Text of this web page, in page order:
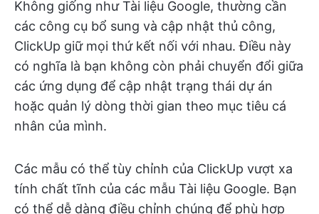
Không giống như Tài liệu Google, thường cần
các công cụ bổ sung và cập nhật thủ công,
ClickUp giữ mọi thứ kết nối với nhau. Điều này
có nghĩa là bạn không còn phải chuyển đổi giữa
các ứng dụng để cập nhật trạng thái dự án
hoặc quản lý dòng thời gian theo mục tiêu cá
nhân của mình.
Các mẫu có thể tùy chỉnh của ClickUp vượt xa
tính chất tĩnh của các mẫu Tài liệu Google. Bạn
có thể dễ dàng điều chỉnh chúng để phù hợp